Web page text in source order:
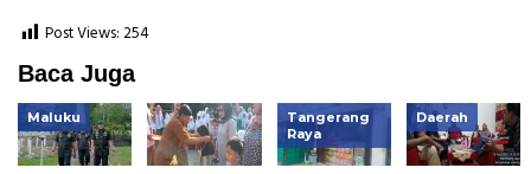
Post Views:254
Baca Juga
Maluku
Tangerang
Raya
Daerah